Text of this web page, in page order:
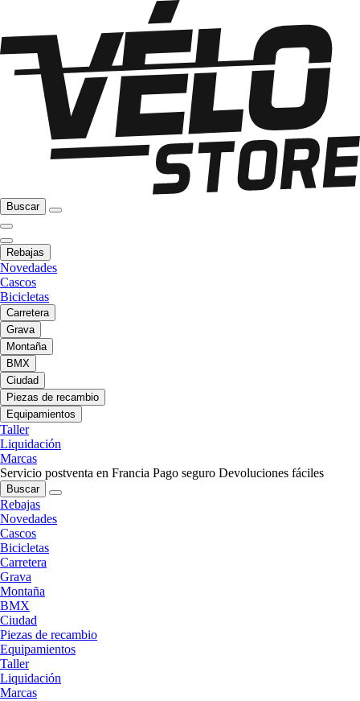
Buscar
Rebajas
Novedades
Cascos
Bicicletas
Carretera
Grava
Montaña
BMX
Ciudad
Piezas de recambio
Equipamientos
Taller
Liquidación
Marcas
Servicio postventa en Francia Pago seguro Devoluciones fáciles
Buscar
Rebajas
Novedades
Cascos
Bicicletas
Carretera
Grava
Montaña
BMX
Ciudad
Piezas de recambio
Equipamientos
Taller
Liquidación
Marcas